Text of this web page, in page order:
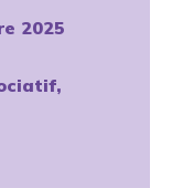
2025